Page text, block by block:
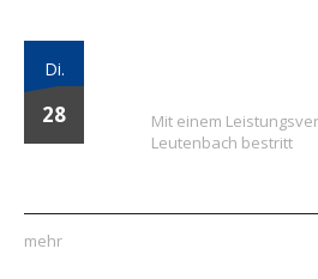
Di.
28
Mit einem
Leutenbach bestritt
mehr